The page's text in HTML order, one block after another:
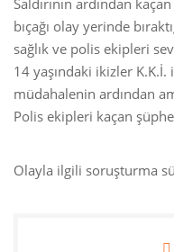
Saldırının ardından
bıçağı olay yerinde
sağlık ve polis ekipleri
14 yaşındaki ikizler
müdahalenin ardından
Polis ekipleri kaçan
Olayla ilgili soruşturma